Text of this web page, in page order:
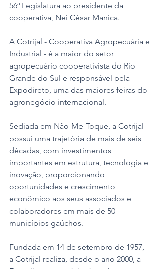
56ª Legislatura ao presidente da
cooperativa, Nei César Manica.
A Cotrijal - Cooperativa Agropecuária e
Industrial - é a maior do setor
agropecuário cooperativista do Rio
Grande do Sul e responsável pela
Expodireto, uma das maiores feiras do
agronegócio internacional.
Sediada em Não-Me-Toque, a Cotrijal
possui uma trajetória de mais de seis
décadas, com investimentos
importantes em estrutura, tecnologia e
inovação, proporcionando
oportunidades e crescimento
econômico aos seus associados e
colaboradores em mais de 50
municípios gaúchos.
Fundada em 14 de setembro de 1957,
a Cotrijal realiza, desde o ano 2000, a